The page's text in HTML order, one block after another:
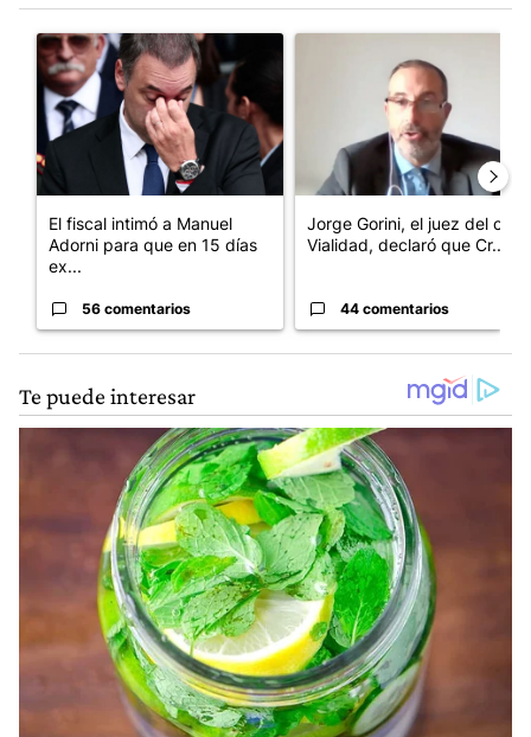
Un artículo de tendencia con el título "El fiscal intimó a
El fiscal intimó a Manuel
Adorni para que en 15 días
ex...
56 comentarios
Jorge Gorini, el juez del caso
Vialidad, declaró que Cr...
44 comentarios